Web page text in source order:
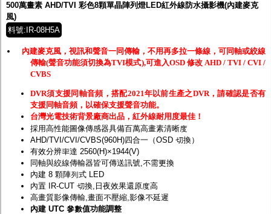
500萬畫素 AHD/TVI 彩色8顆單晶陣列燈LED紅外線防水攝影機(內建麥克
風)
料號:IR-08H5A
內建麥克風，視訊和聲音一同傳輸，不用再多拉一條線，可同軸或絞線
傳輸(聲音功能須切換為TVI模式),可進入OSD 修改 AHD / TVI / CVI /
CVBS
DVR須支援同軸音頻，搭配2021年以前生產之DVR，請確認是否有
支援同軸音頻，以確保支援聲音功能。
台灣光電技術背景廠商出品，紅外線耐用度最佳！
採用高性能圖像傳感器具備百萬高畫素清晰度
AHD/TVI/CVI/CVBS(960H)四合一（OSD 切換）
有效分辨率達 2560(H)×1944(V)
同軸與絞線傳輸器皆可傳送訊號,不需更換
內建 8 顆陣列式 LED
內置 IR-CUT 切換,日夜效果還原度高
高畫質影像傳輸,畫面不壓縮,影像不延遲
內建 UTC 參數值功能調整